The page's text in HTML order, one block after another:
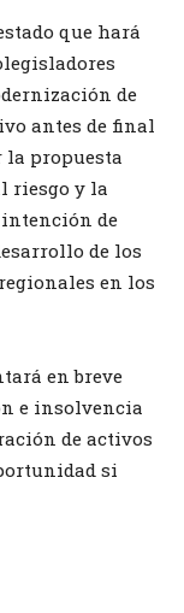
que hará
de
antes de final
la propuesta
riesgo y la
de
de los
en los
en breve
e insolvencia
de activos
si